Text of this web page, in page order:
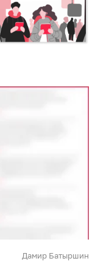
Дамир Батыршин